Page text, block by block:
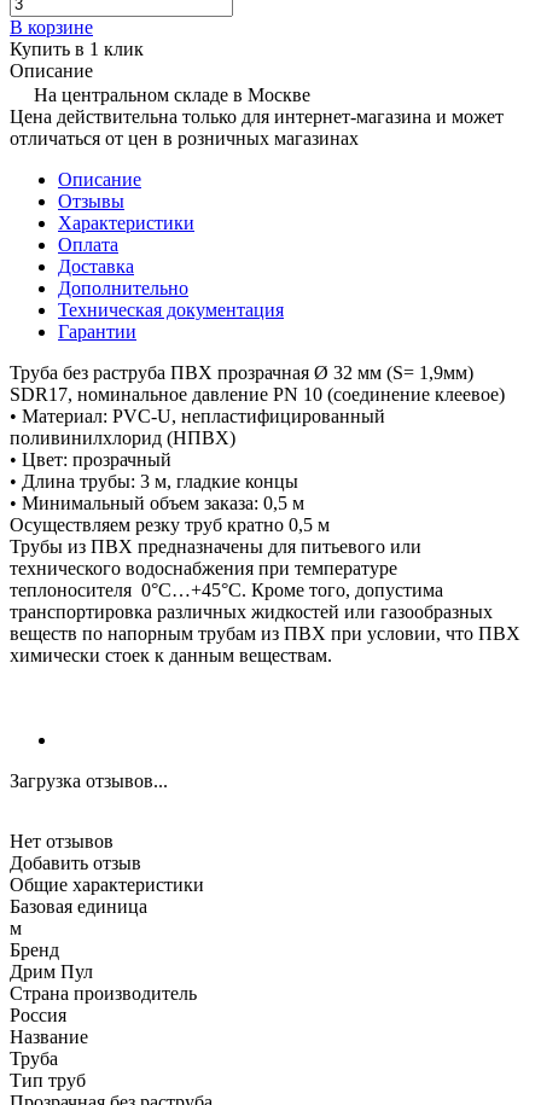
В корзине
Купить в 1 клик
Описание
На центральном складе в Москве
Цена действительна только для интернет-магазина и может
отличаться от цен в розничных магазинах
Описание
Отзывы
Характеристики
Оплата
Доставка
Дополнительно
Техническая документация
Гарантии
Труба без раструба ПВХ прозрачная Ø 32 мм (S= 1,9мм)
SDR17, номинальное давление PN 10 (соединение клеевое)
• Материал: PVC-U, непластифицированный
поливинилхлорид (НПВХ)
• Цвет: прозрачный
• Длина трубы: 3 м, гладкие концы
• Минимальный объем заказа: 0,5 м
Осуществляем резку труб кратно 0,5 м
Трубы из ПВХ предназначены для питьевого или
технического водоснабжения при температуре
теплоносителя 0°С…+45°С. Кроме того, допустима
транспортировка различных жидкостей или газообразных
веществ по напорным трубам из ПВХ при условии, что ПВХ
химически стоек к данным веществам.
Загрузка отзывов...
Нет отзывов
Добавить отзыв
Общие характеристики
Базовая единица
м
Бренд
Дрим Пул
Страна производитель
Россия
Название
Труба
Тип труб